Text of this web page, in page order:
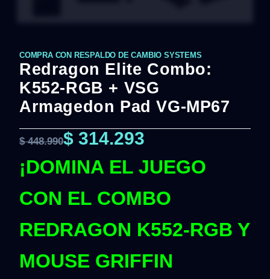
COMPRA CON RESPALDO DE CAMBIO SYSTEMS
Redragon Elite Combo:
K552-RGB + VSG
Armagedon Pad VG-MP67
$448.990$ 314.293
¡DOMINA EL JUEGO
CON EL COMBO
REDRAGON K552-RGB Y
MOUSE GRIFFIN